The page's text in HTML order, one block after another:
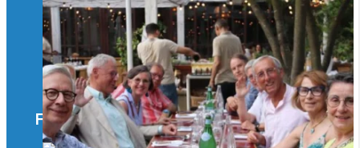
🚀Afterwork à Genève 🚀
🥳 Le 22 avril dernier, 14 Alumni vivant / travaillant
en Suisse ont partagé un moment convivial de
retrouvailles et d'échanges !
Merci à tous pour votre présence et à Alexandre
CHEA pour l'organisation !
il y a 3 mois
Facebook